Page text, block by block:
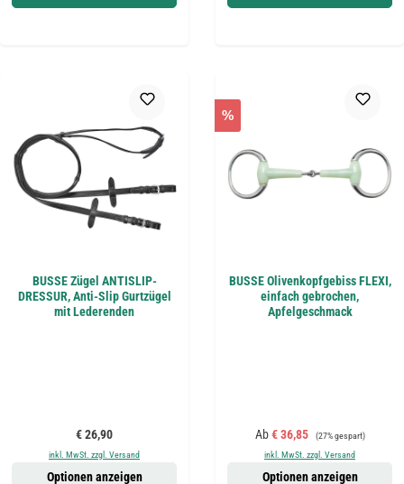
BUSSE Zügel ANTISLIP-
DRESSUR, Anti-Slip Gurtzügel
mit Lederenden
Regulärer Preis:
€ 26,90
inkl. MwSt. zzgl. Versand
Optionen anzeigen
%
BUSSE Olivenkopfgebiss FLEXI,
einfach gebrochen,
Apfelgeschmack
Verkaufspreis:
Ab€ 36,85 Regulärer Preis:
(27% gespart)
inkl. MwSt. zzgl. Versand
Optionen anzeigen